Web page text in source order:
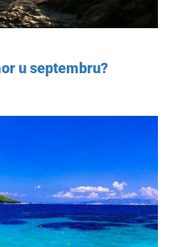
u septembru?